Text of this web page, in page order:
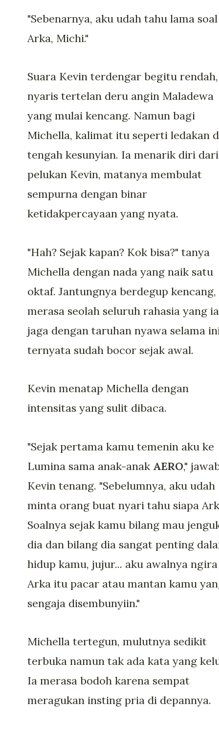
"Sebenarnya, aku udah tahu lama soal
Arka, Michi."
Suara Kevin terdengar begitu rendah,
nyaris tertelan deru angin Maladewa
yang mulai kencang. Namun bagi
Michella, kalimat itu seperti ledakan
tengah kesunyian. Ia menarik diri dari
pelukan Kevin, matanya membulat
sempurna dengan binar
ketidakpercayaan yang nyata.
"Hah? Sejak kapan? Kok bisa?" tanya
Michella dengan nada yang naik satu
oktaf. Jantungnya berdegup kencang,
merasa seolah seluruh rahasia yang ia
jaga dengan taruhan nyawa selama
ternyata sudah bocor sejak awal.
Kevin menatap Michella dengan
intensitas yang sulit dibaca.
"Sejak pertama kamu temenin aku ke
Lumina sama anak-anak AERO,"
Kevin tenang. "Sebelumnya, aku udah
minta orang buat nyari tahu siapa
Soalnya sejak kamu bilang mau
dia dan bilang dia sangat penting
hidup kamu, jujur... aku awalnya ngira
Arka itu pacar atau mantan kamu
sengaja disembunyiin."
Michella tertegun, mulutnya sedikit
terbuka namun tak ada kata yang
Ia merasa bodoh karena sempat
meragukan insting pria di depannya.